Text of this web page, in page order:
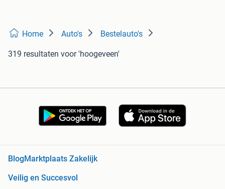
Home Auto's Bestelauto's
319 resultaten voor 'hoogeveen'
BlogMarktplaats Zakelijk
Veilig en Succesvol